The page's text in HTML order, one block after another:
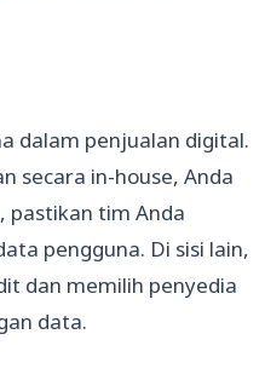
dalam penjualan digital.
secara in-house, Anda
pastikan tim Anda
pengguna. Di sisi lain,
dan memilih penyedia
data.